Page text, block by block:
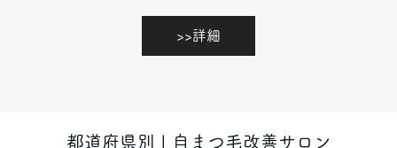
>>詳細
都道府県別 | 自まつ毛改善サロン